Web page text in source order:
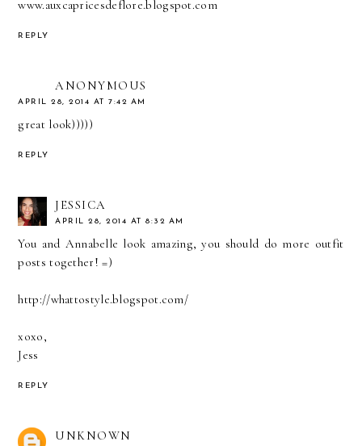
www.auxcapricesdeflore.blogspot.com
REPLY
ANONYMOUS
APRIL 28, 2014 AT 7:42 AM
great look)))))
REPLY
JESSICA
APRIL 28, 2014 AT 8:32 AM
You and Annabelle look amazing, you should do more outfit
posts together! =)
http://whattostyle.blogspot.com/
xoxo,
Jess
REPLY
UNKNOWN